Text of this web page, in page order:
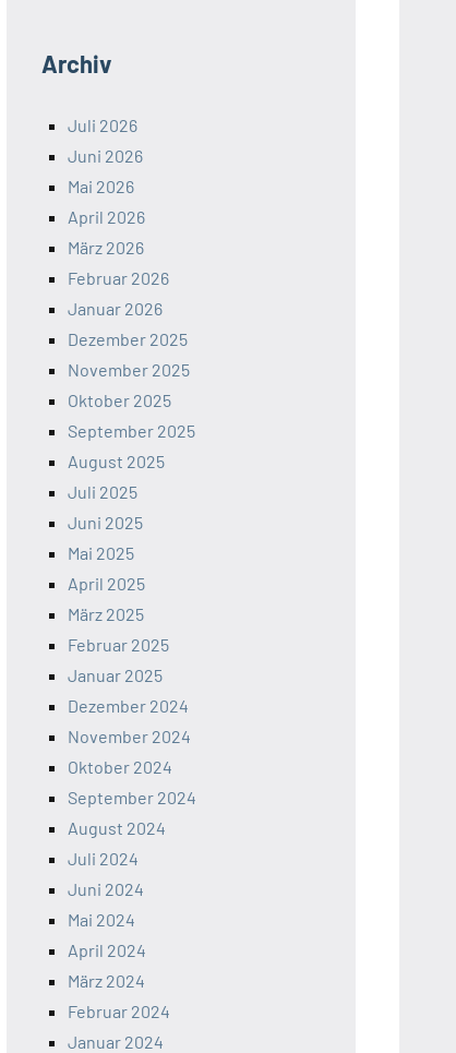
Archiv
Juli 2026
Juni 2026
Mai 2026
April 2026
März 2026
Februar 2026
Januar 2026
Dezember 2025
November 2025
Oktober 2025
September 2025
August 2025
Juli 2025
Juni 2025
Mai 2025
April 2025
März 2025
Februar 2025
Januar 2025
Dezember 2024
November 2024
Oktober 2024
September 2024
August 2024
Juli 2024
Juni 2024
Mai 2024
April 2024
März 2024
Februar 2024
Januar 2024